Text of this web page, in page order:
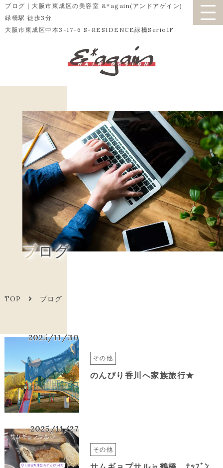
ブログ｜大阪市東成区の美容室 &*again(アンドアゲイン)
緑橋駅 徒歩3分
大阪市東成区中本3-17-6 S-RESIDENCE緑橋Serio1F
ブログ
TOP ブログ
2025/11/30
その他
のんびり香川へ家族旅行★
2025/11/27
その他